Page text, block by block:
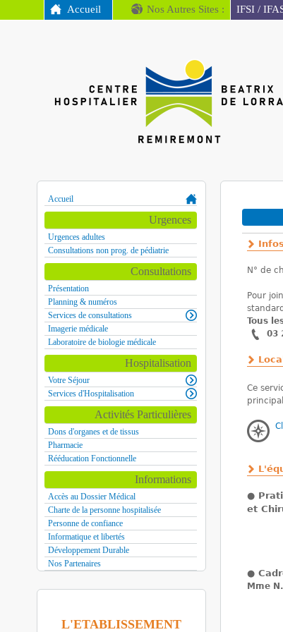
MENU PRINCIPAL
Accueil Nos Autres Sites : IFSI /
Remiremont
Vous
N° de
Pour
Tous
03
Ce
●
et
●
Mme
Accueil
Urgences
Urgences adultes
Consultations non prog. de pédiatrie
Consultations
Présentation
Planning & numéros
Services de consultations
Imagerie médicale
Laboratoire de biologie médicale
Hospitalisation
Votre Séjour
Services d'Hospitalisation
Activités Particulières
Dons d'organes et de tissus
Pharmacie
Rééducation Fonctionnelle
Informations
Accès au Dossier Médical
Charte de la personne hospitalisée
Personne de confiance
Informatique et libertés
Développement Durable
Nos Partenaires
L'ETABLISSEMENT